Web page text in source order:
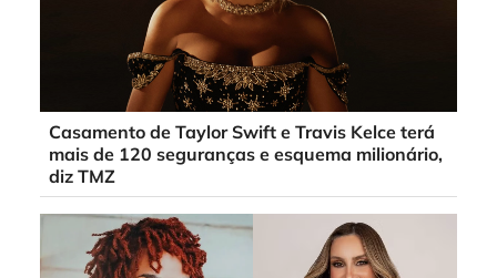
Casamento de Taylor Swift e Travis Kelce terá
mais de 120 seguranças e esquema milionário,
diz TMZ